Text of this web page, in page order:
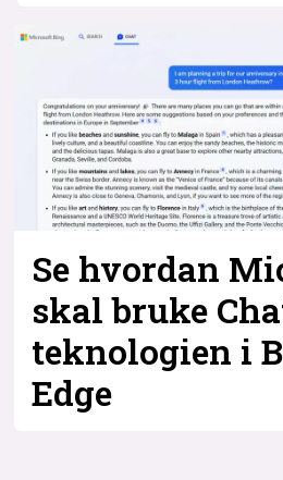
Se hvordan
skal bruke
teknologien i
Edge